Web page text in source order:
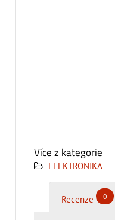
Více z kategorie
ELEKTRONIKA
Recenze 0